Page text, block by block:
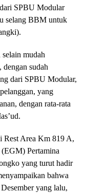
SPBU Modular
selang BBM untuk
mudah
sudah
dari SPBU Modular,
yang
dengan rata-rata
Rest Area Km 819 A,
Pertamina
yang turut hadir
bahwa
yang lalu,